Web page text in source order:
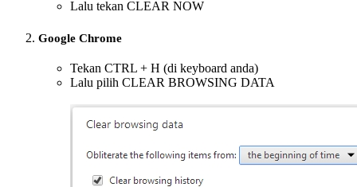
Lalu tekan CLEAR NOW
Google Chrome
Tekan CTRL + H (di keyboard anda)
Lalu pilih CLEAR BROWSING DATA